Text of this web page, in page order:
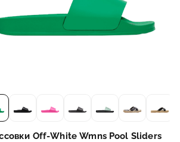
Off-White Wmns Pool Sliders